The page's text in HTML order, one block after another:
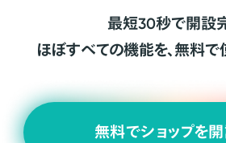
最短30秒で開設
ほぼすべての機能を、無料で
無料でショップを